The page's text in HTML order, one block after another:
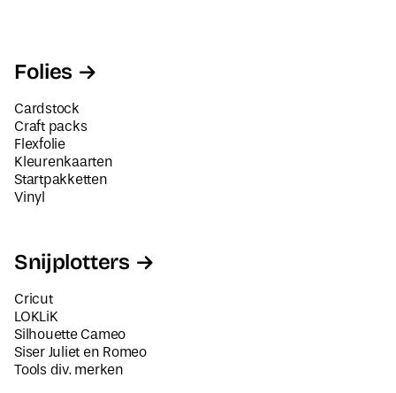
Folies
Cardstock
Craft packs
Flexfolie
Kleurenkaarten
Startpakketten
Vinyl
Snijplotters
Cricut
LOKLiK
Silhouette Cameo
Siser Juliet en Romeo
Tools div. merken